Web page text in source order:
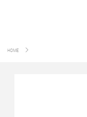
HOME